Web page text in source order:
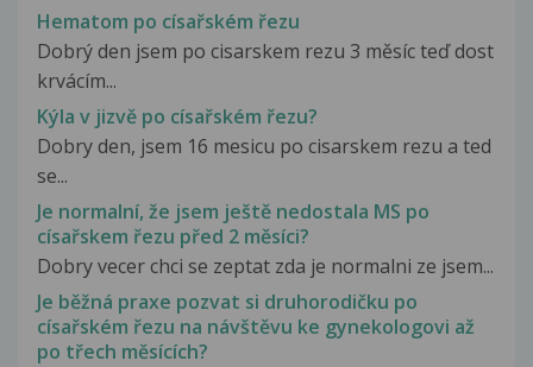
Hematom po císařském řezu
Dobrý den jsem po cisarskem rezu 3 měsíc teď dost
krvácím...
Kýla v jizvě po císařském řezu?
Dobry den, jsem 16 mesicu po cisarskem rezu a ted
se...
Je normalní, že jsem ještě nedostala MS po
císařskem řezu před 2 měsíci?
Dobry vecer chci se zeptat zda je normalni ze jsem...
Je běžná praxe pozvat si druhorodičku po
císařském řezu na návštěvu ke gynekologovi až
po třech měsících?